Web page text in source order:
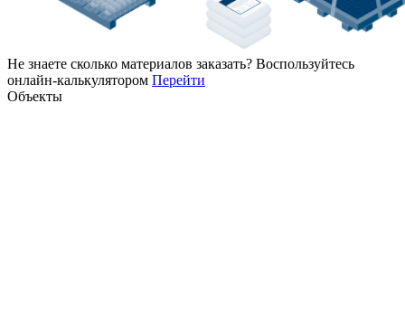
Не знаете сколько материалов заказать? Воспользуйтесь
онлайн-калькулятором Перейти
Объекты